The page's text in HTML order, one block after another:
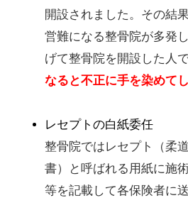
開設されました。その結
営難になる整骨院が多発
げて整骨院を開設した人で
なると不正に手を染めて
レセプトの白紙委任
整骨院ではレセプト（柔
書）と呼ばれる用紙に施
等を記載して各保険者に